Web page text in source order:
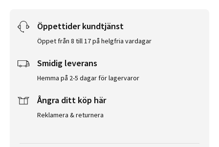
Öppettider kundtjänst
Öppet från 8 till 17 på helgfria vardagar
Smidig leverans
Hemma på 2-5 dagar för lagervaror
Ångra ditt köp här
Reklamera & returnera